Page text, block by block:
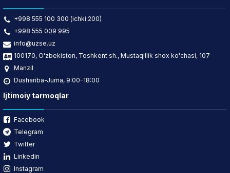
+998 555 100 300 (ichki:200)
+998 555 009 995
info@uzse.uz
100170, O'zbekiston, Toshkent sh., Mustaqillik shox ko'chasi, 107
Manzil
Dushanba-Juma, 9:00-18:00
Ijtimoiy tarmoqlar
Facebook
Telegram
Twitter
Linkedin
Instagram